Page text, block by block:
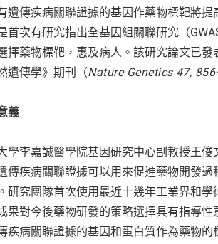
遺傳疾病關聯證據的基因作藥物標靶將提
首次有研究指出全基因組關聯研究（
擇藥物標靶，惠及病人。該研究論文已
遺傳學》期刊（Nature Genetics 47,
義
學李嘉誠醫學院基因研究中心副教授王
傳疾病關聯證據可以用來促進藥物開發
研究團隊首次使用最近十幾年工業界和
果對今後藥物研發的策略選擇具有指導
疾病關聯證據的基因和蛋白質作為藥物